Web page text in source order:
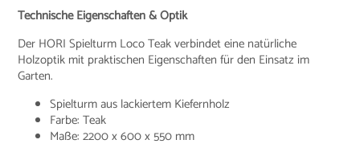
Technische Eigenschaften & Optik
Der HORI Spielturm Loco Teak verbindet eine natürliche
Holzoptik mit praktischen Eigenschaften für den Einsatz im
Garten.
Spielturm aus lackiertem Kiefernholz
Farbe: Teak
Maße: 2200 x 600 x 550 mm